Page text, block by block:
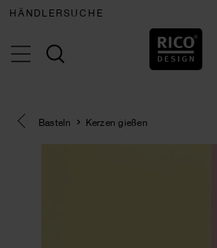
HÄNDLERSUCHE
Eine Kategorie zurück navigieren
Basteln Kerzen gießen